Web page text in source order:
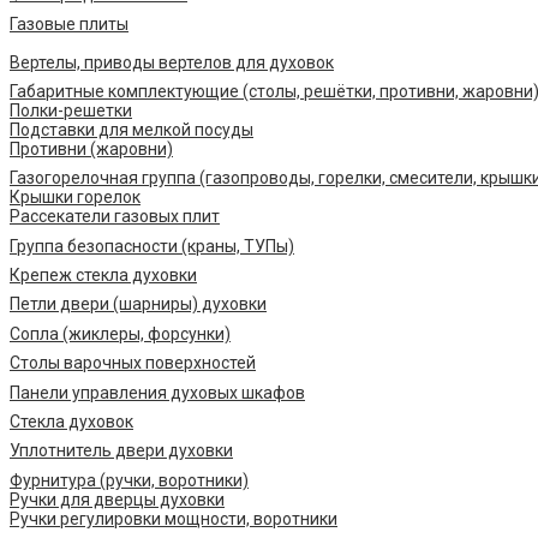
Газовые плиты
Вертелы, приводы вертелов для духовок
Габаритные комплектующие (столы, решётки, противни, жаровни)
Полки-решетки
Подставки для мелкой посуды
Противни (жаровни)
Газогорелочная группа (газопроводы, горелки, смесители,
Крышки горелок
Рассекатели газовых плит
Группа безопасности (краны, ТУПы)
Крепеж стекла духовки
Петли двери (шарниры) духовки
Сопла (жиклеры, форсунки)
Столы варочных поверхностей
Панели управления духовых шкафов
Стекла духовок
Уплотнитель двери духовки
Фурнитура (ручки, воротники)
Ручки для дверцы духовки
Ручки регулировки мощности, воротники